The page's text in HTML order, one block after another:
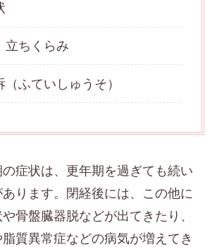
立ちくらみ
（ふていしゅうそ）
症状は、更年期を過ぎても続い
ります。閉経後には、この他に
骨盤臓器脱などが出てきたり、
質異常症などの病気が増えてき